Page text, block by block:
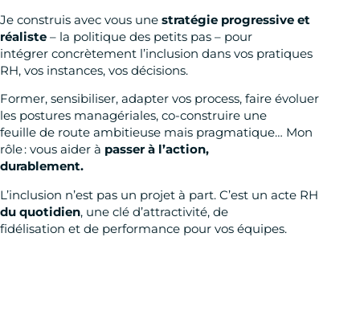
Je construis avec vous une stratégie progressive et
réaliste – la politique des petits pas – pour
intégrer concrètement l’inclusion dans vos pratiques
RH, vos instances, vos décisions.
Former, sensibiliser, adapter vos process, faire évoluer
les postures managériales, co-construire une
feuille de route ambitieuse mais pragmatique… Mon
rôle : vous aider à passer à l’action,
durablement.
L’inclusion n’est pas un projet à part. C’est un acte RH
du quotidien, une clé d’attractivité, de
fidélisation et de performance pour vos équipes.